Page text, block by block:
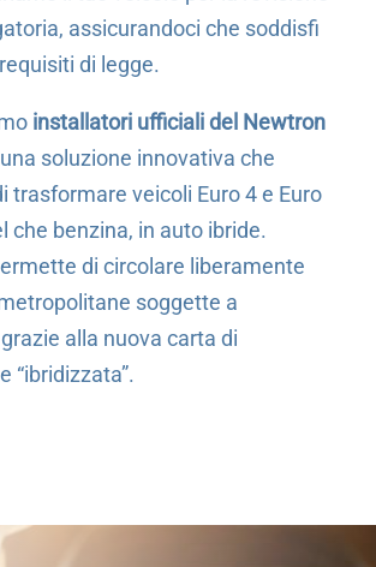
assicurandoci che soddisfi
di legge.
installatori ufficiali del Newtron
soluzione innovativa che
trasformare veicoli Euro 4 e Euro
che benzina, in auto ibride.
di circolare liberamente
soggette a
alla nuova carta di
“ibridizzata”.